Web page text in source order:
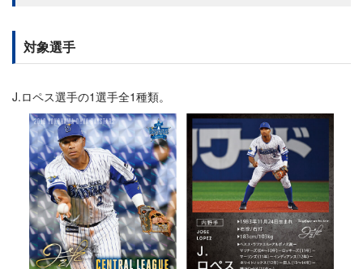
対象選手
J.ロペス選手の1選手全1種類。